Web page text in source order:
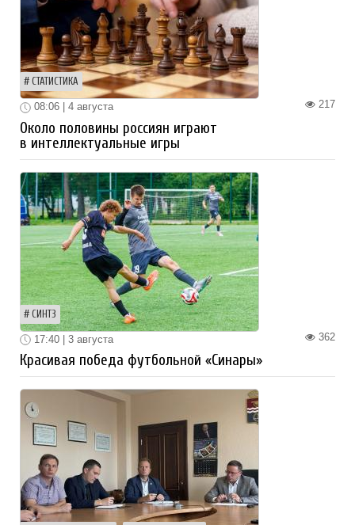
СТАТИСТИКА
217
08:06 | 4 августа
Около половины россиян играют
в интеллектуальные игры
СИНТЗ
362
17:40 | 3 августа
Красивая победа футбольной «Синары»